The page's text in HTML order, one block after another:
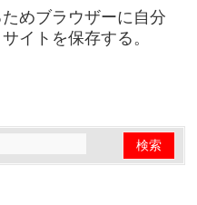
めブラウザーに自分
イトを保存する。